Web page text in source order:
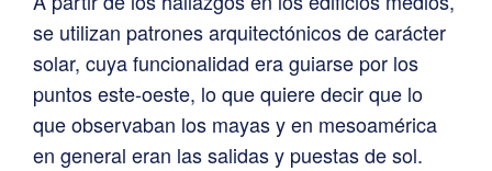
se utilizan patrones arquitectónicos de carácter
solar, cuya funcionalidad era guiarse por los
puntos este-oeste, lo que quiere decir que lo
que observaban los mayas y en mesoamérica
en general eran las salidas y puestas de sol.